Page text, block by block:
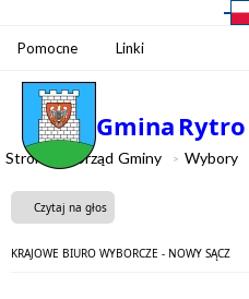
Pomocne Linki
Gmina Rytro
Strona Urząd Gminy Wybory
Czytaj na głos
KRAJOWE BIURO WYBORCZE - NOWY SĄCZ